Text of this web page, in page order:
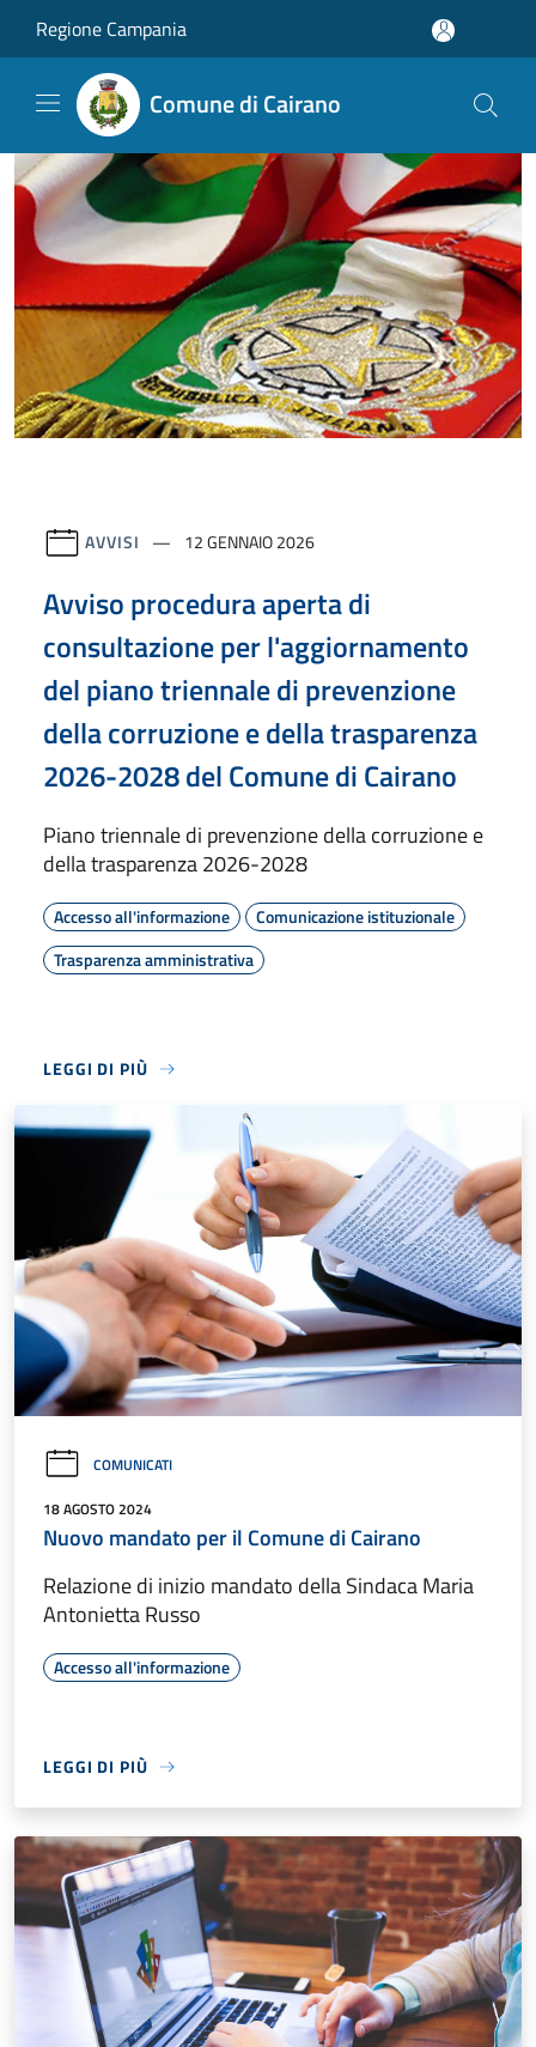
Regione Campania
Comune di Cairano
AVVISI 12 GENNAIO 2026
Avviso procedura aperta di
consultazione per l'aggiornamento
del piano triennale di prevenzione
della corruzione e della trasparenza
2026-2028 del Comune di Cairano
Piano triennale di prevenzione della corruzione e
della trasparenza 2026-2028
Accesso all'informazione
Comunicazione istituzionale
Trasparenza amministrativa
LEGGI DI PIÙ
COMUNICATI
18 AGOSTO 2024
Nuovo mandato per il Comune di Cairano
Relazione di inizio mandato della Sindaca Maria
Antonietta Russo
Accesso all'informazione
LEGGI DI PIÙ